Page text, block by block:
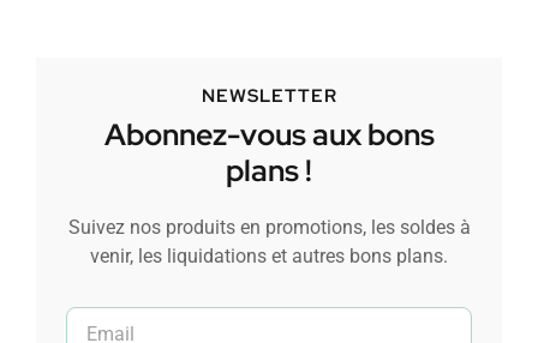
NEWSLETTER
Abonnez-vous aux bons
plans !
Suivez nos produits en promotions, les soldes à
venir, les liquidations et autres bons plans.